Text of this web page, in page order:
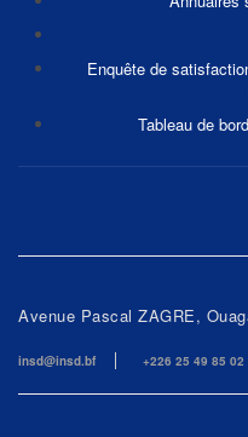
Enquête de
Tableau de
Avenue Pascal ZAGRE,
insd@insd.bf +226 25 49 85 02